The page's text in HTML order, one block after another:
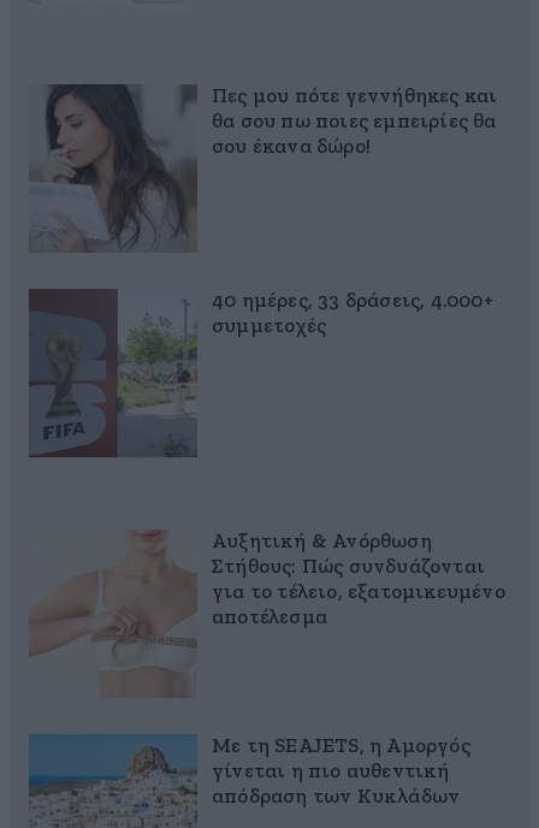
Πες μου πότε γεννήθηκες και
θα σου πω ποιες εμπειρίες θα
σου έκανα δώρο!
40 ημέρες, 33 δράσεις, 4.000+
συμμετοχές
Αυξητική & Ανόρθωση
Στήθους: Πώς συνδυάζονται
για το τέλειο, εξατομικευμένο
αποτέλεσμα
Με τη SEAJETS, η Αμοργός
γίνεται η πιο αυθεντική
απόδραση των Κυκλάδων